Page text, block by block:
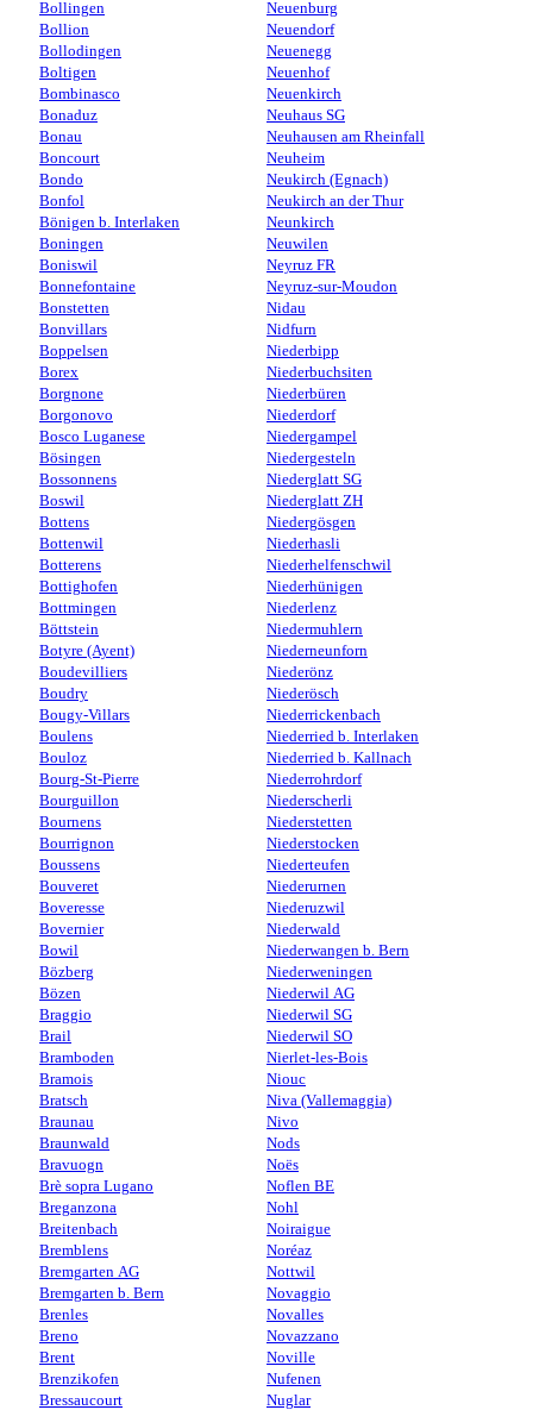
Bollingen
Bollion
Bollodingen
Boltigen
Bombinasco
Bonaduz
Bonau
Boncourt
Bondo
Bonfol
Bönigen b. Interlaken
Boningen
Boniswil
Bonnefontaine
Bonstetten
Bonvillars
Boppelsen
Borex
Borgnone
Borgonovo
Bosco Luganese
Bösingen
Bossonnens
Boswil
Bottens
Bottenwil
Botterens
Bottighofen
Bottmingen
Böttstein
Botyre (Ayent)
Boudevilliers
Boudry
Bougy-Villars
Boulens
Bouloz
Bourg-St-Pierre
Bourguillon
Bournens
Bourrignon
Boussens
Bouveret
Boveresse
Bovernier
Bowil
Bözberg
Bözen
Braggio
Brail
Bramboden
Bramois
Bratsch
Braunau
Braunwald
Bravuogn
Brè sopra Lugano
Breganzona
Breitenbach
Bremblens
Bremgarten AG
Bremgarten b. Bern
Brenles
Breno
Brent
Brenzikofen
Bressaucourt
Neuenburg
Neuendorf
Neuenegg
Neuenhof
Neuenkirch
Neuhaus SG
Neuhausen am Rheinfall
Neuheim
Neukirch (Egnach)
Neukirch an der Thur
Neunkirch
Neuwilen
Neyruz FR
Neyruz-sur-Moudon
Nidau
Nidfurn
Niederbipp
Niederbuchsiten
Niederbüren
Niederdorf
Niedergampel
Niedergesteln
Niederglatt SG
Niederglatt ZH
Niedergösgen
Niederhasli
Niederhelfenschwil
Niederhünigen
Niederlenz
Niedermuhlern
Niederneunforn
Niederönz
Niederösch
Niederrickenbach
Niederried b. Interlaken
Niederried b. Kallnach
Niederrohrdorf
Niederscherli
Niederstetten
Niederstocken
Niederteufen
Niederurnen
Niederuzwil
Niederwald
Niederwangen b. Bern
Niederweningen
Niederwil AG
Niederwil SG
Niederwil SO
Nierlet-les-Bois
Niouc
Niva (Vallemaggia)
Nivo
Nods
Noës
Noflen BE
Nohl
Noiraigue
Noréaz
Nottwil
Novaggio
Novalles
Novazzano
Noville
Nufenen
Nuglar